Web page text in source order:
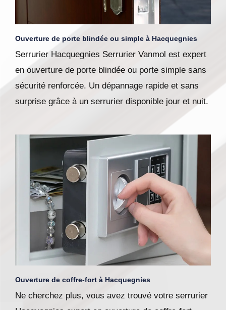
Ouverture de porte blindée ou simple à Hacquegnies
Serrurier Hacquegnies Serrurier Vanmol est expert
en ouverture de porte blindée ou porte simple sans
sécurité renforcée. Un dépannage rapide et sans
surprise grâce à un serrurier disponible jour et nuit.
Ouverture de coffre-fort à Hacquegnies
Ne cherchez plus, vous avez trouvé votre serrurier